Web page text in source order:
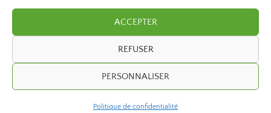
ACCEPTER
REFUSER
PERSONNALISER
Politique de confidentialité
©2026 Paris Balade. Tous droits réservé.